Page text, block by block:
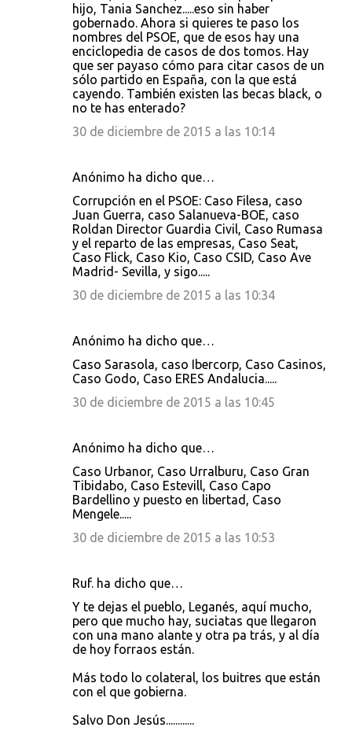
hijo, Tania Sanchez.....eso sin haber
gobernado. Ahora si quieres te paso los
nombres del PSOE, que de esos hay una
enciclopedia de casos de dos tomos. Hay
que ser payaso cómo para citar casos de un
sólo partido en España, con la que está
cayendo. También existen las becas black, o
no te has enterado?
30 de diciembre de 2015 a las 10:14
Anónimo ha dicho que…
Corrupción en el PSOE: Caso Filesa, caso
Juan Guerra, caso Salanueva-BOE, caso
Roldan Director Guardia Civil, Caso Rumasa
y el reparto de las empresas, Caso Seat,
Caso Flick, Caso Kio, Caso CSID, Caso Ave
Madrid- Sevilla, y sigo.....
30 de diciembre de 2015 a las 10:34
Anónimo ha dicho que…
Caso Sarasola, caso Ibercorp, Caso Casinos,
Caso Godo, Caso ERES Andalucia.....
30 de diciembre de 2015 a las 10:45
Anónimo ha dicho que…
Caso Urbanor, Caso Urralburu, Caso Gran
Tibidabo, Caso Estevill, Caso Capo
Bardellino y puesto en libertad, Caso
Mengele.....
30 de diciembre de 2015 a las 10:53
Ruf. ha dicho que…
Y te dejas el pueblo, Leganés, aquí mucho,
pero que mucho hay, suciatas que llegaron
con una mano alante y otra pa trás, y al día
de hoy forraos están.
Más todo lo colateral, los buitres que están
con el que gobierna.
Salvo Don Jesús............